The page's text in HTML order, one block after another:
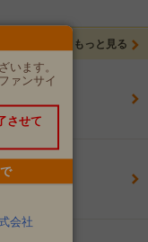
もっと見る
います。
ァンサイ
させて
会社